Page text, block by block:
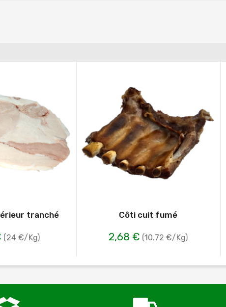
tranché
(24 €/Kg)
Côti cuit fumé
2,68 € (10.72 €/Kg)